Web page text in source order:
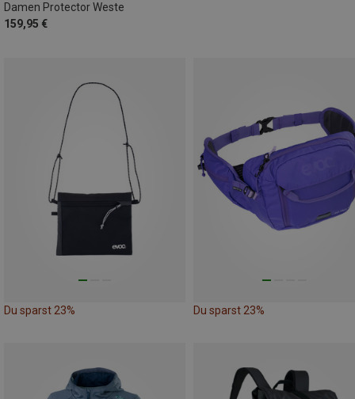
Damen Protector Weste
159,95 €
Du sparst 23% Du sparst 23%